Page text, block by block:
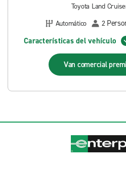
Toyota Land
Automático
2
Características del vehículo
Van comercial